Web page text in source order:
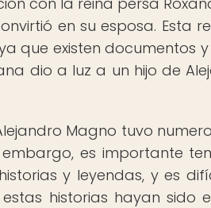
en su esposa. Esta
que existen documentos
dio a luz a un hijo de
Magno tuvo
es importante
y leyendas, y es
historias hayan sido